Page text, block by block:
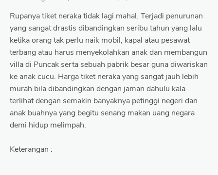
Rupanya tiket neraka tidak lagi mahal. Terjadi penurunan
yang sangat drastis dibandingkan seribu tahun yang lalu
ketika orang tak perlu naik mobil, kapal atau pesawat
terbang atau harus menyekolahkan anak dan membangun
villa di Puncak serta sebuah pabrik besar guna diwariskan
ke anak cucu. Harga tiket neraka yang sangat jauh lebih
murah bila dibandingkan dengan jaman dahulu kala
terlihat dengan semakin banyaknya petinggi negeri dan
anak buahnya yang begitu senang makan uang negara
demi hidup melimpah.
Keterangan :